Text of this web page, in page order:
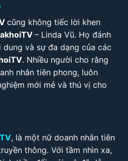
cũng không tiếc lời khen
– Linda Vũ. Họ đánh
và sự đa dạng của các
. Nhiều người cho rằng
nhân tiên phong, luôn
mới mẻ và thú vị cho
, là một nữ doanh nhân tiên
thông. Với tầm nhìn xa,